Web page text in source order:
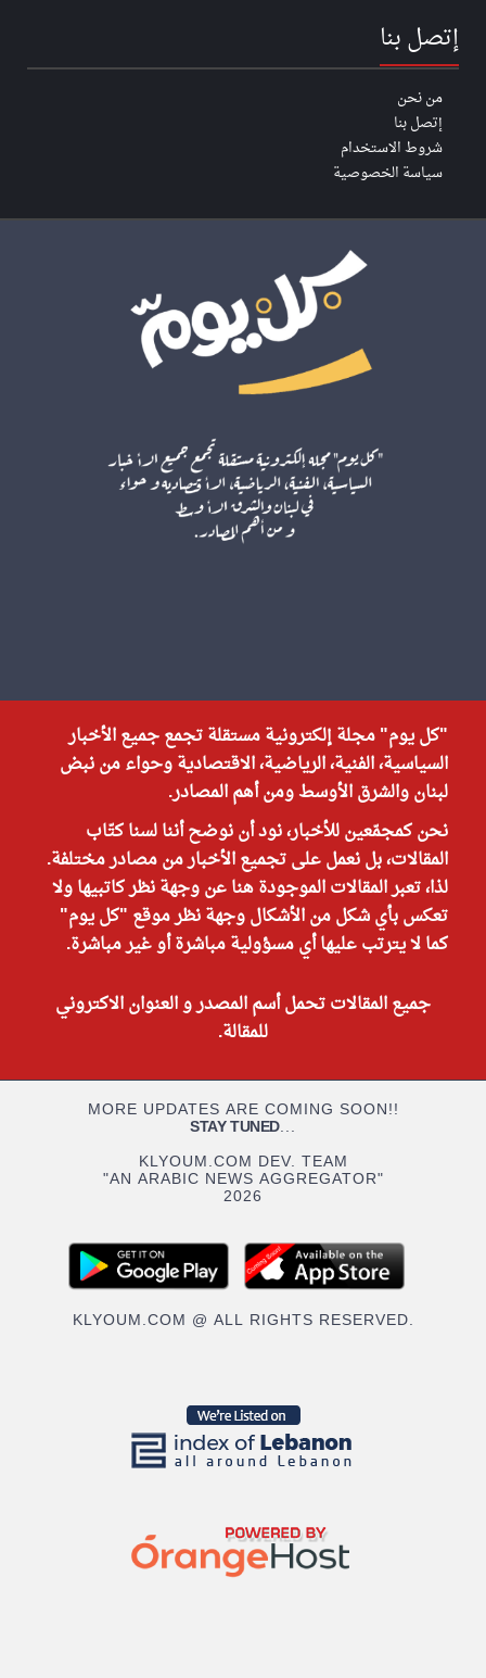
إتصل بنا
من نحن
إتصل بنا
شروط الاستخدام
سياسة الخصوصية
"كل يوم" مجلة إلكترونية مستقلة تجمع جميع الأخبار
السياسية، الفنية، الرياضية، الاقتصادية وحواء من نبض
لبنان والشرق الأوسط ومن أهم المصادر.
نحن كمجمّعين للأخبار، نود أن نوضح أننا لسنا كتّاب
المقالات، بل نعمل على تجميع الأخبار من مصادر مختلفة.
لذا، تعبر المقالات الموجودة هنا عن وجهة نظر كاتبيها ولا
تعكس بأي شكل من الأشكال وجهة نظر موقع "كل يوم"
كما لا يترتب عليها أي مسؤولية مباشرة أو غير مباشرة.
جميع المقالات تحمل أسم المصدر و العنوان الاكتروني
للمقالة.
MORE UPDATES ARE COMING SOON!!
STAY TUNED...
KLYOUM.COM DEV. TEAM
"AN ARABIC NEWS AGGREGATOR"
2026
KLYOUM.COM @ ALL RIGHTS RESERVED.